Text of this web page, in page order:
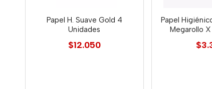
Papel H. Suave Gold 4
Unidades
$12.050
Papel
Megarollo